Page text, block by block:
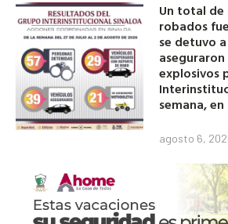
Un total de
robados
se detuvo
explosivos
semana,
agosto 6,